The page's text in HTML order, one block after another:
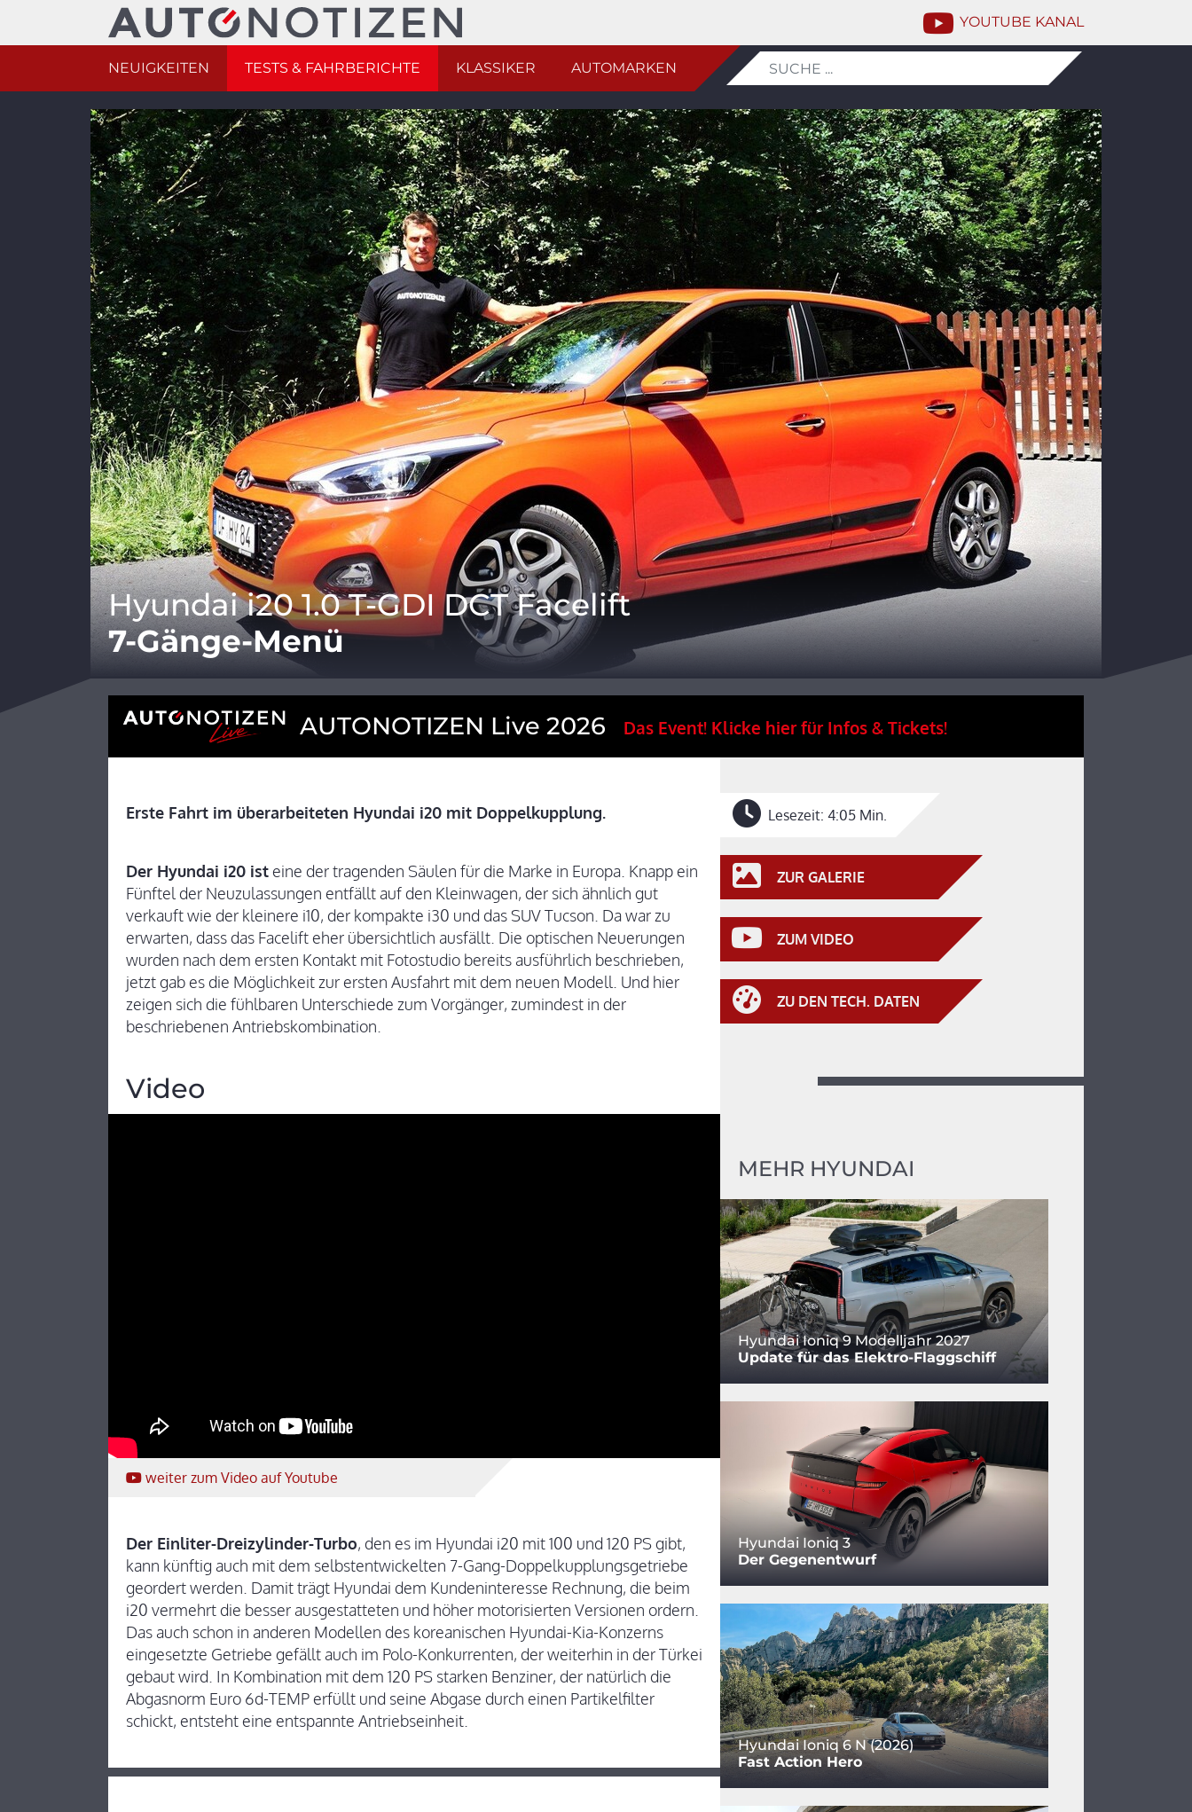
YOUTUBE KANAL
NEUIGKEITEN TESTS & FAHRBERICHTE KLASSIKER AUTOMARKEN
Hyundai i20 1.0 T-GDI DCT Facelift
7-Gänge-Menü
AUTONOTIZEN Live 2026 Das Event! Klicke hier für Infos & Tickets!
Erste Fahrt im überarbeiteten Hyundai i20 mit Doppelkupplung.
Der Hyundai i20 isteine der tragenden Säulen für die Marke in Europa. Knapp ein
Fünftel der Neuzulassungen entfällt auf den Kleinwagen, der sich ähnlich gut
verkauft wie der kleinere i10, der kompakte i30 und das SUV Tucson. Da war zu
erwarten, dass das Facelift eher übersichtlich ausfällt. Die optischen Neuerungen
wurden nach dem ersten Kontakt mit Fotostudio bereits ausführlich beschrieben,
jetzt gab es die Möglichkeit zur ersten Ausfahrt mit dem neuen Modell. Und hier
zeigen sich die fühlbaren Unterschiede zum Vorgänger, zumindest in der
beschriebenen Antriebskombination.
Video
weiter zum Video auf Youtube
Der Einliter-Dreizylinder-Turbo, den es im Hyundai i20 mit 100 und 120 PS gibt,
kann künftig auch mit dem selbstentwickelten 7-Gang-Doppelkupplungsgetriebe
geordert werden. Damit trägt Hyundai dem Kundeninteresse Rechnung, die beim
i20 vermehrt die besser ausgestatteten und höher motorisierten Versionen ordern.
Das auch schon in anderen Modellen des koreanischen Hyundai-Kia-Konzerns
eingesetzte Getriebe gefällt auch im Polo-Konkurrenten, der weiterhin in der Türkei
gebaut wird. In Kombination mit dem 120 PS starken Benziner, der natürlich die
Abgasnorm Euro 6d-TEMP erfüllt und seine Abgase durch einen Partikelfilter
schickt, entsteht eine entspannte Antriebseinheit.
Lesezeit: 4:05 Min.
ZUR GALERIE
ZUM VIDEO
ZU DEN TECH. DATEN
MEHR HYUNDAI
Hyundai Ioniq 9 Modelljahr 2027
Update für das Elektro-Flaggschiff
Hyundai Ioniq 3
Der Gegenentwurf
Hyundai Ioniq 6 N (2026)
Fast Action Hero